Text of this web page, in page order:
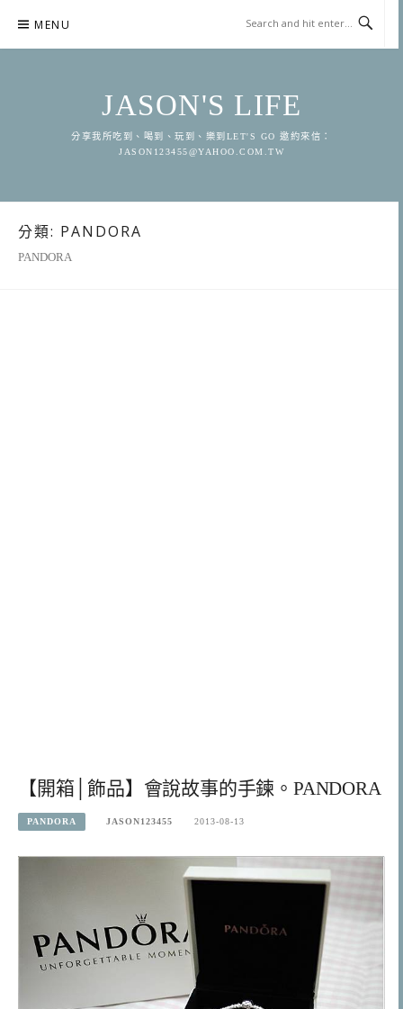
content
MENU
JASON'S LIFE
分享我所吃到、喝到、玩到、樂到LET'S GO 邀約來信：
JASON123455@YAHOO.COM.TW
分類: PANDORA
PANDORA
【開箱│飾品】會說故事的手鍊。PANDORA
PANDORA JASON123455 2013-08-13